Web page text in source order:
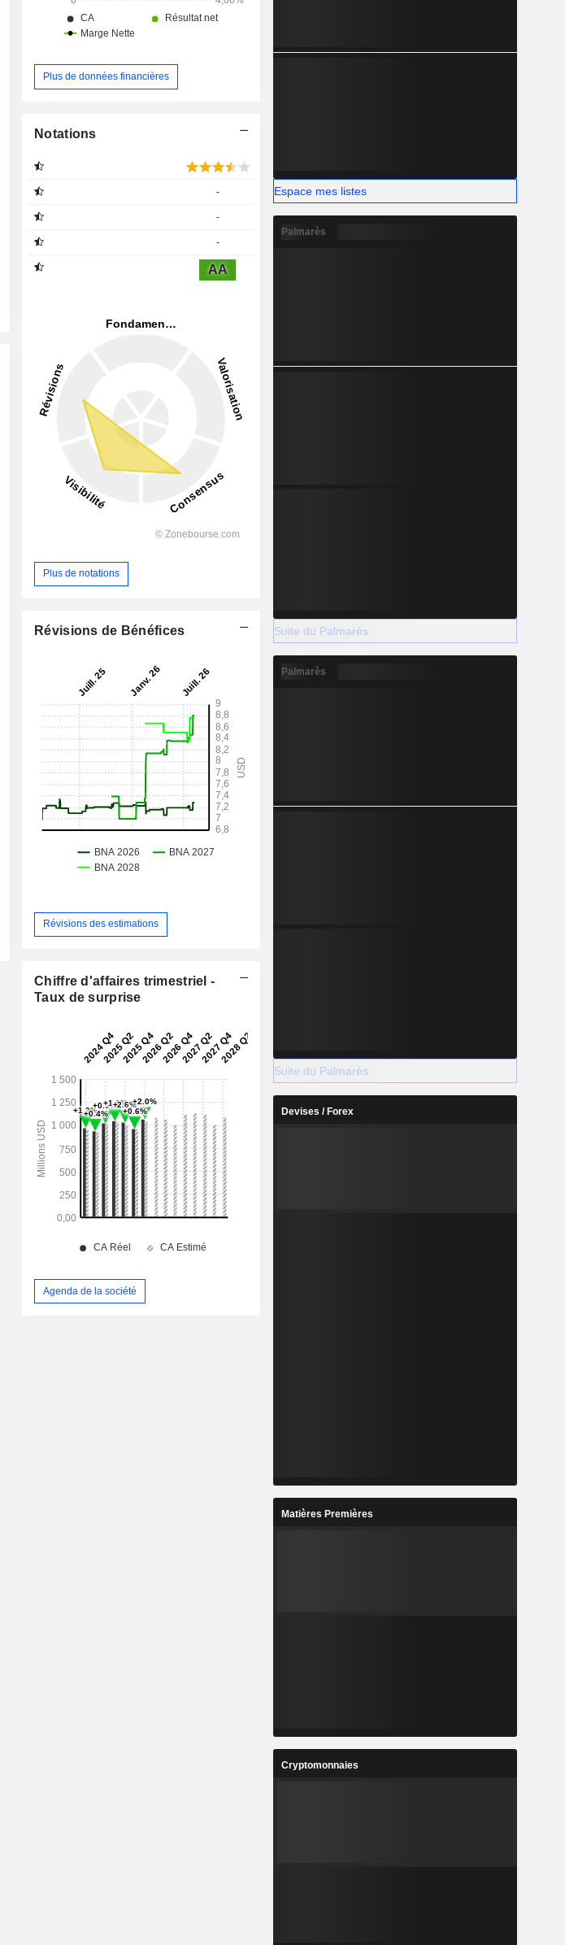
Plus de données financières
Notations
-
-
-
AA
Plus de notations
Révisions de Bénéfices
Révisions des estimations
Chiffre d'affaires trimestriel -
Taux de surprise
Agenda de la société
Espace mes listes
Palmarès
Suite du Palmarès
Palmarès
Suite du Palmarès
Devises / Forex
Matières Premières
Cryptomonnaies